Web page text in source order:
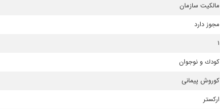
مالکیت سازمان
مجوز دارد
۱
كودك و نوجوان
كوروش پیمانی
ارکستر